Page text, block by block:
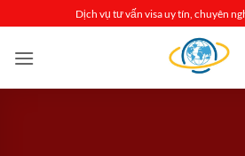
qua
nội
Dịch vụ tư vấn visa uy tín, chuyên